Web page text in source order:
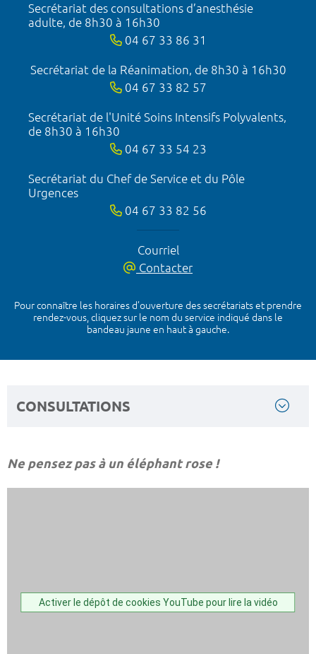
Secrétariat des consultations d’anesthésie
adulte, de 8h30 à 16h30
04 67 33 86 31
Secrétariat de la Réanimation, de 8h30 à 16h30
04 67 33 82 57
Secrétariat de l'Unité Soins Intensifs Polyvalents,
de 8h30 à 16h30
04 67 33 54 23
Secrétariat du Chef de Service et du Pôle
Urgences
04 67 33 82 56
Courriel
Contacter
Pour connaître les horaires d’ouverture des secrétariats et prendre
rendez-vous, cliquez sur le nom du service indiqué dans le
bandeau jaune en haut à gauche.
CONSULTATIONS
Ne pensez pas à un éléphant rose !
Activer le dépôt de cookies YouTube pour lire la vidéo